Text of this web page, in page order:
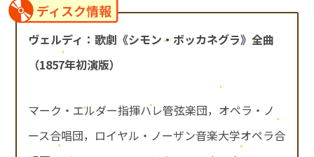
ディスク情報
ヴェルディ：歌劇《シモン・ボッカネグラ》全曲
（1857年初演版）
マーク・エルダー指揮ハレ管弦楽団，オペラ・ノ
ース合唱団，ロイヤル・ノーザン音楽大学オペラ合